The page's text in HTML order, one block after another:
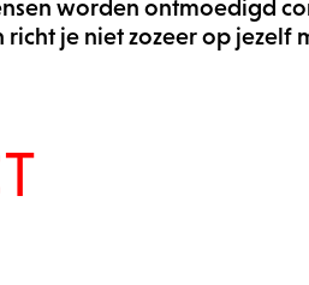
worden ontmoedigd
je niet zozeer op jezelf